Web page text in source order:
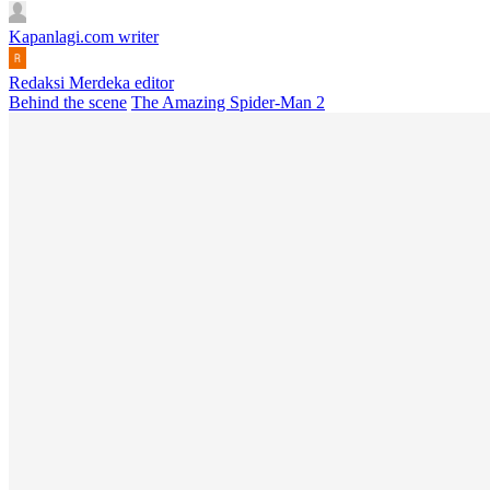
Kapanlagi.com writer
Redaksi Merdeka editor
Behind the scene The Amazing Spider-Man 2